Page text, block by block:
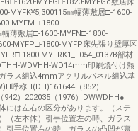
MYFK¥5,300115㎜幅薄敷居□-1600-
MYFM□-1800-
薄敷居□-1600-MYFN□-1800-
MYFP□-1800-MYFP床先張り壁厚区
1800-MYFRK1_L054_0137B部材
WDVHH-WD14mm印刷焼付け熱
ラス組込4mmアクリルパネル組込基
呼称H(DH)161644（852）
942）202035（1976）DWWDHH●
は左右の区分があります。（ステ
（左本体）引手位置左の時、ガラス
引手位置右の時、ガラスの凸凹が裏